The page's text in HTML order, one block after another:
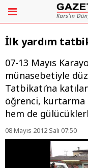
İlk yardım
07-13 Mayıs
münasebetiyle
Tatbikatı’na
öğrenci, kurtarma
hem de
08 Mayıs 2012 Salı 07:50